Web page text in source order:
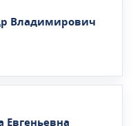
Владимирович
Евгеньевна